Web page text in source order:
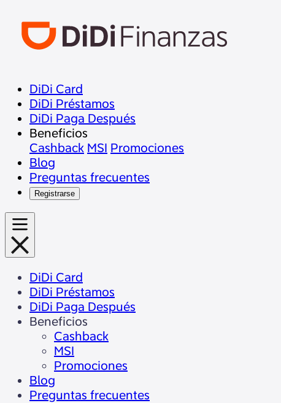
DiDi Card
DiDi Préstamos
DiDi Paga Después
Beneficios
Cashback MSI Promociones
Blog
Preguntas frecuentes
Registrarse
DiDi Card
DiDi Préstamos
DiDi Paga Después
Beneficios
Cashback
MSI
Promociones
Blog
Preguntas frecuentes